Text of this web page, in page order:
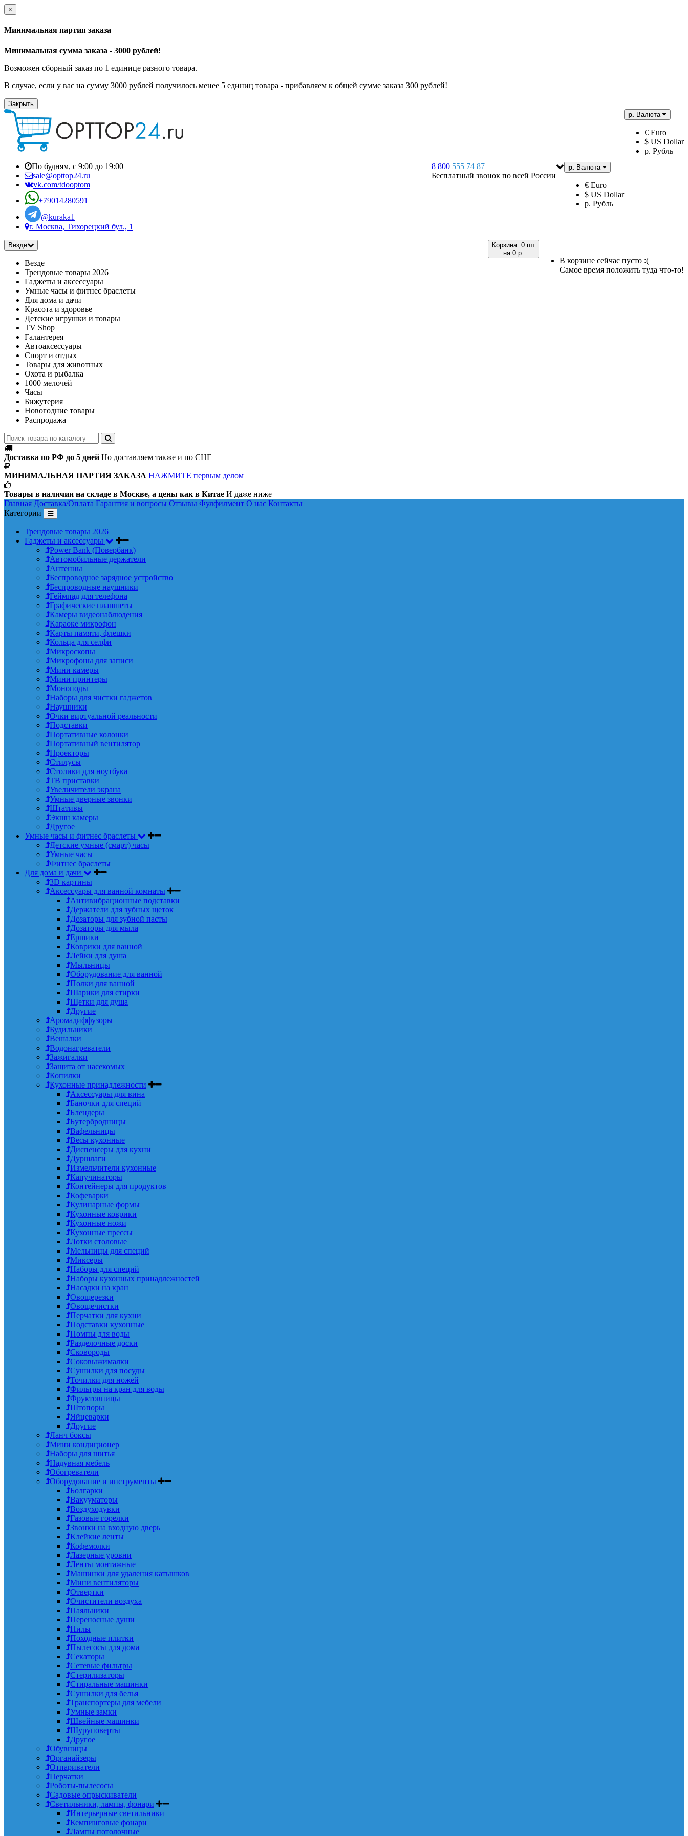
×
Минимальная партия заказа
Минимальная сумма заказа - 3000 рублей!
Возможен сборный заказ по 1 единице разного товара.
В случае, если у вас на сумму 3000 рублей получилось менее 5 единиц товара - прибавляем к общей сумме заказа 300 рублей!
Закрыть
р. Валюта
€ Euro
$ US Dollar
р. Рубль
р. Валюта
€ Euro
$ US Dollar
р. Рубль
8 800 555 74 87
Бесплатный звонок по всей России
По будням, с 9:00 до 19:00
sale@opttop24.ru
vk.com/tdooptom
+79014280591
@kuraka1
г. Москва, Тихорецкий бул., 1
Корзина: 0 шт
на 0 р.
В корзине сейчас пусто :(
Самое время положить туда что-то!
Везде
Везде
Трендовые товары 2026
Гаджеты и аксессуары
Умные часы и фитнес браслеты
Для дома и дачи
Красота и здоровье
Детские игрушки и товары
TV Shop
Галантерея
Автоаксессуары
Спорт и отдых
Товары для животных
Охота и рыбалка
1000 мелочей
Часы
Бижутерия
Новогодние товары
Распродажа
Доставка по РФ до 5 дней Но доставляем также и по СНГ
МИНИМАЛЬНАЯ ПАРТИЯ ЗАКАЗА НАЖМИТЕ первым делом
Товары в наличии на складе в Москве, а цены как в Китае И даже ниже
Главная Доставка/Оплата Гарантия и вопросы Отзывы Фулфилмент О нас Контакты
Категории
Трендовые товары 2026
Гаджеты и аксессуары
Power Bank (Повербанк)
Автомобильные держатели
Антенны
Беспроводное зарядное устройство
Беспроводные наушники
Геймпад для телефона
Графические планшеты
Камеры видеонаблюдения
Караоке микрофон
Карты памяти, флешки
Кольца для селфи
Микроскопы
Микрофоны для записи
Мини камеры
Мини принтеры
Моноподы
Наборы для чистки гаджетов
Наушники
Очки виртуальной реальности
Подставки
Портативные колонки
Портативный вентилятор
Проекторы
Стилусы
Столики для ноутбука
ТВ приставки
Увеличители экрана
Умные дверные звонки
Штативы
Экшн камеры
Другое
Умные часы и фитнес браслеты
Детские умные (смарт) часы
Умные часы
Фитнес браслеты
Для дома и дачи
3D картины
Аксессуары для ванной комнаты
Антивибрационные подставки
Держатели для зубных щеток
Дозаторы для зубной пасты
Дозаторы для мыла
Ершики
Коврики для ванной
Лейки для душа
Мыльницы
Оборудование для ванной
Полки для ванной
Шарики для стирки
Щетки для душа
Другие
Аромадиффузоры
Будильники
Вешалки
Водонагреватели
Зажигалки
Защита от насекомых
Копилки
Кухонные принадлежности
Аксессуары для вина
Баночки для специй
Блендеры
Бутербродницы
Вафельницы
Весы кухонные
Диспенсеры для кухни
Дуршлаги
Измельчители кухонные
Капучинаторы
Контейнеры для продуктов
Кофеварки
Кулинарные формы
Кухонные коврики
Кухонные ножи
Кухонные прессы
Лотки столовые
Мельницы для специй
Миксеры
Наборы для специй
Наборы кухонных принадлежностей
Насадки на кран
Овощерезки
Овощечистки
Перчатки для кухни
Подставки кухонные
Помпы для воды
Разделочные доски
Сковороды
Соковыжималки
Сушилки для посуды
Точилки для ножей
Фильтры на кран для воды
Фруктовницы
Штопоры
Яйцеварки
Другие
Ланч боксы
Мини кондиционер
Наборы для шитья
Надувная мебель
Обогреватели
Оборудование и инструменты
Болгарки
Вакууматоры
Воздуходувки
Газовые горелки
Звонки на входную дверь
Клейкие ленты
Кофемолки
Лазерные уровни
Ленты монтажные
Машинки для удаления катышков
Мини вентиляторы
Отвертки
Очистители воздуха
Паяльники
Переносные души
Пилы
Походные плитки
Пылесосы для дома
Секаторы
Сетевые фильтры
Стерилизаторы
Стиральные машинки
Сушилки для белья
Транспортеры для мебели
Умные замки
Швейные машинки
Шуруповерты
Другое
Обувницы
Органайзеры
Отпариватели
Перчатки
Роботы-пылесосы
Садовые опрыскиватели
Светильники, лампы, фонари
Интерьерные светильники
Кемпинговые фонари
Лампы потолочные